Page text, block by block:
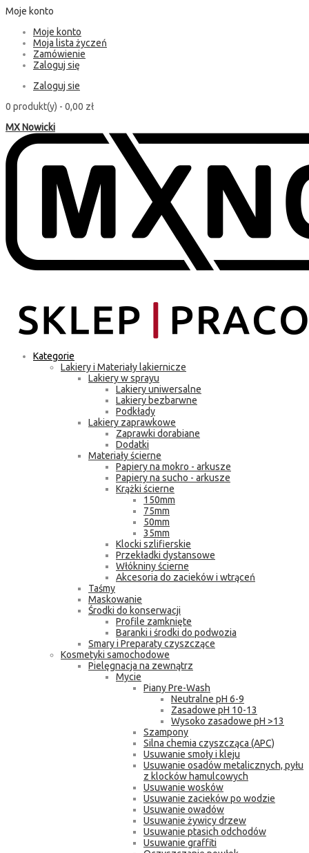
Moje konto
Moje konto
Moja lista życzeń
Zamówienie
Zaloguj się
Zaloguj sie
0 produkt(y) - 0,00 zł
MX Nowicki
Kategorie
Lakiery i Materiały lakiernicze
Lakiery w sprayu
Lakiery uniwersalne
Lakiery bezbarwne
Podkłady
Lakiery zaprawkowe
Zaprawki dorabiane
Dodatki
Materiały ścierne
Papiery na mokro - arkusze
Papiery na sucho - arkusze
Krążki ścierne
150mm
75mm
50mm
35mm
Klocki szlifierskie
Przekładki dystansowe
Włókniny ścierne
Akcesoria do zacieków i wtrąceń
Taśmy
Maskowanie
Środki do konserwacji
Profile zamknięte
Baranki i środki do podwozia
Smary i Preparaty czyszczące
Kosmetyki samochodowe
Pielęgnacja na zewnątrz
Mycie
Piany Pre-Wash
Neutralne pH 6-9
Zasadowe pH 10-13
Wysoko zasadowe pH >13
Szampony
Silna chemia czyszcząca (APC)
Usuwanie smoły i kleju
Usuwanie osadów metalicznych, pyłu
z klocków hamulcowych
Usuwanie wosków
Usuwanie zacieków po wodzie
Usuwanie owadów
Usuwanie żywicy drzew
Usuwanie ptasich odchodów
Usuwanie graffiti